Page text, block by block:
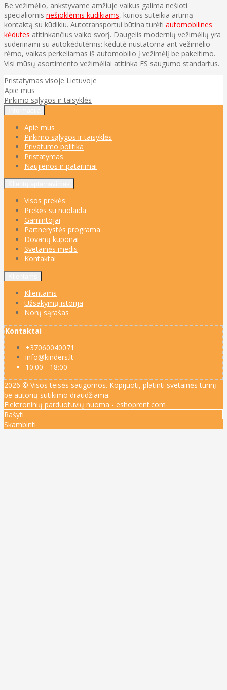
Be vežimėlio, ankstyvame amžiuje vaikus galima nešioti
specialiomis nešioklėmis kūdikiams, kurios suteikia artimą
kontaktą su kūdikiu. Autotransportui būtina turėti automobilines
kėdutes atitinkančius vaiko svorį. Daugelis modernių vežimėlių yra
suderinami su autokėdutėmis: kėdutė nustatoma ant vežimėlio
rėmo, vaikas perkeliamas iš automobilio į vežimėlį be pakeltimo.
Visi mūsų asortimento vežimėliai atitinka ES saugumo standartus.
Pristatymas visoje Lietuvoje
Apie mus
Pirkimo sąlygos ir taisyklės
Apie mus
Pirkimo sąlygos ir taisyklės
Privatumo politika
Pristatymas
Naujienos ir patarimai
Visos prekės
Prekės su nuolaida
Gamintojai
Partnerystės programa
Dovanų kuponai
Svetainės medis
Kontaktai
Klientams
Užsakymų istorija
Norų sąrašas
Kontaktai
+37060040071
info@kinders.lt
10:00 - 18:00
2026 © Visos teisės saugomos. Kopijuoti, platinti svetainės turinį
be autorių sutikimo draudžiama.
Elektroninių parduotuvių nuoma - eshoprent.com
Rašyti
Skambinti